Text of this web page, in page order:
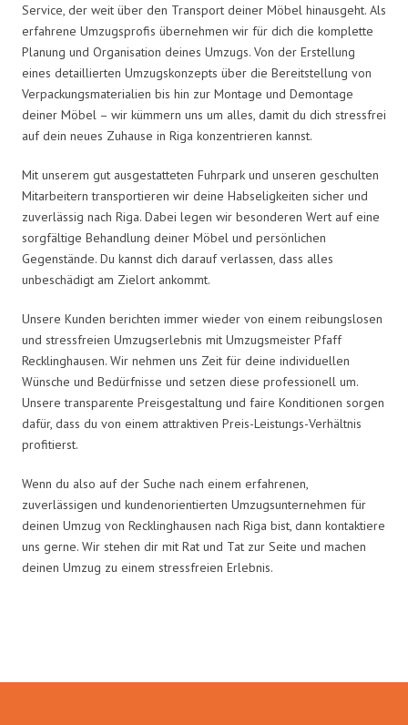
Service, der weit über den Transport deiner Möbel hinausgeht. Als
erfahrene Umzugsprofis übernehmen wir für dich die komplette
Planung und Organisation deines Umzugs. Von der Erstellung
eines detaillierten Umzugskonzepts über die Bereitstellung von
Verpackungsmaterialien bis hin zur Montage und Demontage
deiner Möbel – wir kümmern uns um alles, damit du dich stressfrei
auf dein neues Zuhause in Riga konzentrieren kannst.
Mit unserem gut ausgestatteten Fuhrpark und unseren geschulten
Mitarbeitern transportieren wir deine Habseligkeiten sicher und
zuverlässig nach Riga. Dabei legen wir besonderen Wert auf eine
sorgfältige Behandlung deiner Möbel und persönlichen
Gegenstände. Du kannst dich darauf verlassen, dass alles
unbeschädigt am Zielort ankommt.
Unsere Kunden berichten immer wieder von einem reibungslosen
und stressfreien Umzugserlebnis mit Umzugsmeister Pfaff
Recklinghausen. Wir nehmen uns Zeit für deine individuellen
Wünsche und Bedürfnisse und setzen diese professionell um.
Unsere transparente Preisgestaltung und faire Konditionen sorgen
dafür, dass du von einem attraktiven Preis-Leistungs-Verhältnis
profitierst.
Wenn du also auf der Suche nach einem erfahrenen,
zuverlässigen und kundenorientierten Umzugsunternehmen für
deinen Umzug von Recklinghausen nach Riga bist, dann kontaktiere
uns gerne. Wir stehen dir mit Rat und Tat zur Seite und machen
deinen Umzug zu einem stressfreien Erlebnis.